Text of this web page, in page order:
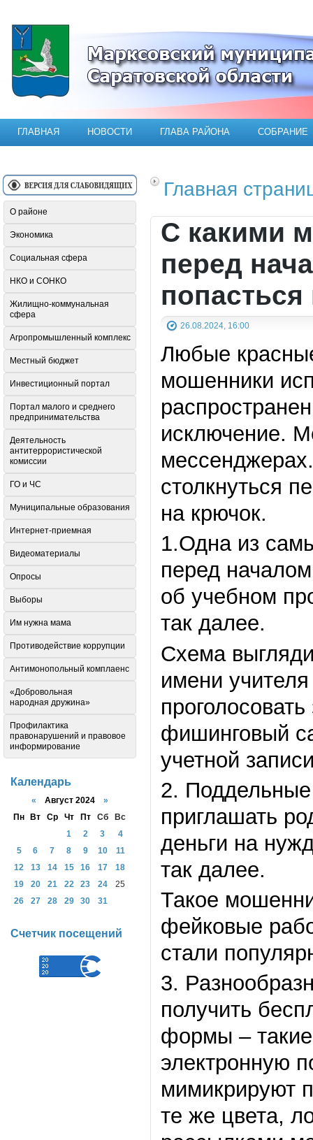
Официальный сайт Марксовского
ГЛАВНАЯ НОВОСТИ ГЛАВА РАЙОНА СОБРАНИЕ
Главная
С какими
перед
26.08.2024, 16:00
Любые
мошенники
исключение.
столкнуться
на крючок.
1.Одна из
перед
об учебном
так далее.
Схема
имени
фишинговый
учетной
2. Поддельные
приглашать
деньги на
так далее.
Такое
фейковые
стали
3.
получить
формы –
электронную
мимикрируют
те же цвета,
О районе
Экономика
Социальная сфера
НКО и СОНКО
Жилищно-коммунальная
сфера
Агропромышленный комплекс
Местный бюджет
Инвестиционный портал
Портал малого и среднего
предпринимательства
Деятельность
антитеррористической
комиссии
ГО и ЧС
Муниципальные образования
Интернет-приемная
Видеоматериалы
Опросы
Выборы
Им нужна мама
Противодействие коррупции
Антимонопольный комплаенс
«Добровольная
народная дружина»
Профилактика
правонарушений и правовое
информирование
Календарь
« Август 2024 »
Пн
Вт Ср Чт Пт Сб
Вс
1
2 3
4
5
6 7 8 9 10
11
12
13 14 15 16 17
18
19
20 21 22 23 24
25
26
27 28 29 30 31
Счетчик посещений